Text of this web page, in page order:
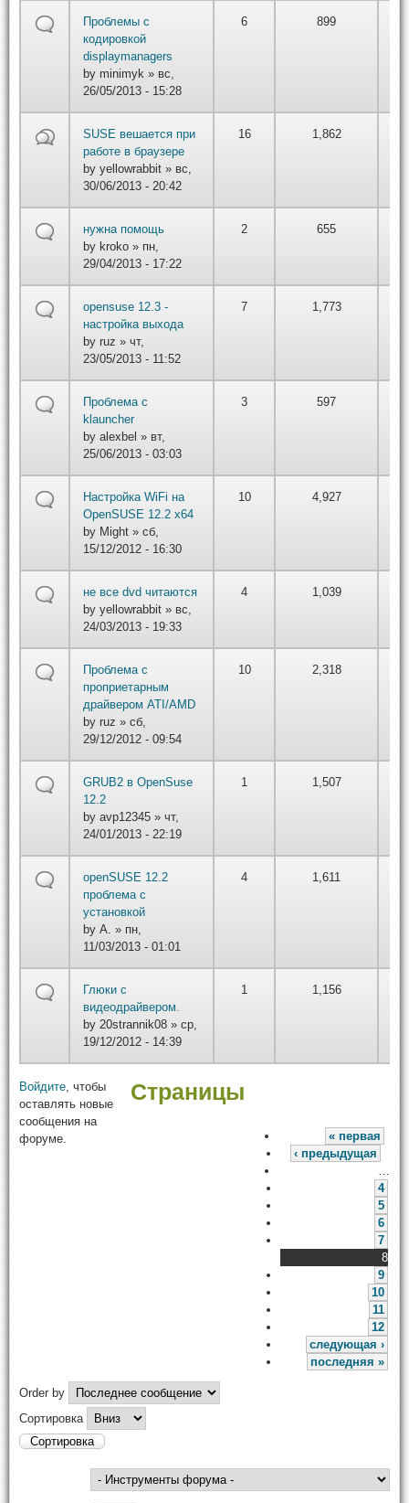
Проблемы с
кодировкой
displaymanagers
by minimyk » вс,
26/05/2013 - 15:28
6 899
SUSE вешается при
работе в браузере
by yellowrabbit » вс,
30/06/2013 - 20:42
16 1,862
нужна помощь
by kroko » пн,
29/04/2013 - 17:22
2 655
opensuse 12.3 -
настройка выхода
by ruz » чт,
23/05/2013 - 11:52
7 1,773
Проблема с
klauncher
by alexbel » вт,
25/06/2013 - 03:03
3 597
Настройка WiFi на
OpenSUSE 12.2 x64
by Might » сб,
15/12/2012 - 16:30
10 4,927
не все dvd читаются
by yellowrabbit » вс,
24/03/2013 - 19:33
4 1,039
Проблема с
проприетарным
драйвером ATI/AMD
by ruz » сб,
29/12/2012 - 09:54
10 2,318
GRUB2 в OpenSuse
12.2
by avp12345 » чт,
24/01/2013 - 22:19
1 1,507
openSUSE 12.2
проблема с
установкой
by А. » пн,
11/03/2013 - 01:01
4 1,611
Глюки с
видеодрайвером.
by 20strannik08 » ср,
19/12/2012 - 14:39
1 1,156
Войдите, чтобы
оставлять новые
сообщения на
форуме.
Страницы
« первая
‹ предыдущая
…
4
5
6
7
8
9
10
11
12
следующая ›
последняя »
Order by
Сортировка